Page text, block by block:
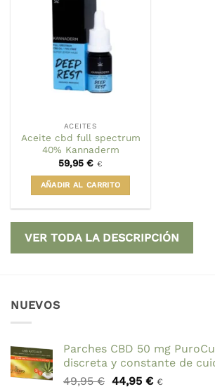
ACEITES
Aceite cbd full spectrum
40% Kannaderm
59,95 € €
AÑADIR AL CARRITO
VER TODA LA DESCRIPCIÓN
NUEVOS
Parches CBD 50 mg
discreta y constante de
49,95€ El
44,95 €El
€